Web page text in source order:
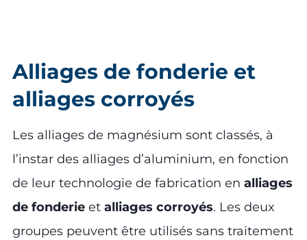
Alliages de fonderie et
alliages corroyés
Les alliages de magnésium sont classés, à
l’instar des alliages d’aluminium, en fonction
de leur technologie de fabrication en alliages
de fonderie et alliages corroyés. Les deux
groupes peuvent être utilisés sans traitement